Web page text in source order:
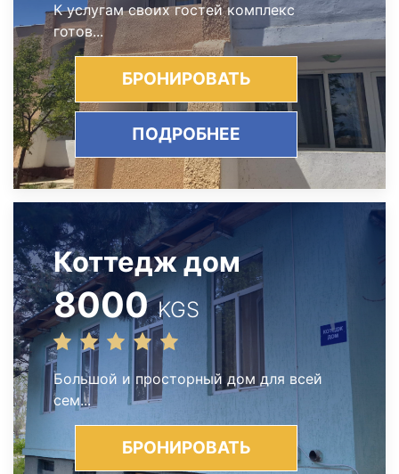
К услугам своих гостей комплекс
готов...
БРОНИРОВАТЬ
ПОДРОБНЕЕ
Коттедж дом
8000 KGS
Большой и просторный дом для всей
сем...
БРОНИРОВАТЬ